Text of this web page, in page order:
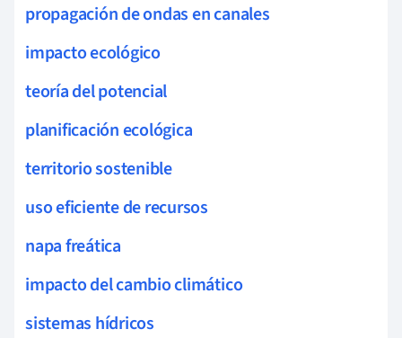
propagación de ondas en canales
impacto ecológico
teoría del potencial
planificación ecológica
territorio sostenible
uso eficiente de recursos
napa freática
impacto del cambio climático
sistemas hídricos